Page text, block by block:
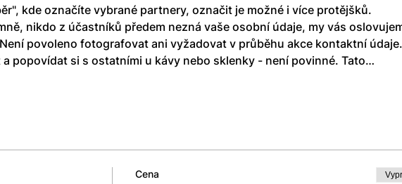
kde označíte vybrané partnery, označit je možné i více protějšků.
nikdo z účastníků předem nezná vaše osobní údaje, my vás
povoleno fotografovat ani vyžadovat v průběhu akce kontaktní
popovídat si s ostatními u kávy nebo sklenky - není povinné. Tato…
Cena